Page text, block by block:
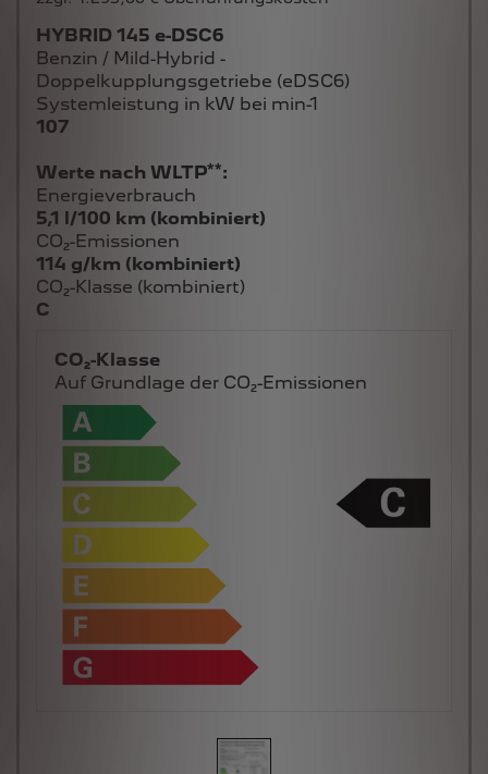
HYBRID 145 e-DSC6
Benzin / Mild-Hybrid -
Doppelkupplungsgetriebe (eDSC6)
Systemleistung in kW bei min-1
107
Werte nach WLTP**:
Energieverbrauch
5,1 l/100 km (kombiniert)
CO₂-Emissionen
114 g/km (kombiniert)
CO₂-Klasse (kombiniert)
C
CO₂-Klasse
Auf Grundlage der CO₂-Emissionen